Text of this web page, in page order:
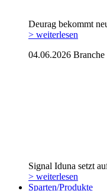
Deurag bekommt
> weiterlesen
04.06.2026 Branche
Signal Iduna setzt
> weiterlesen
Sparten/Produkte